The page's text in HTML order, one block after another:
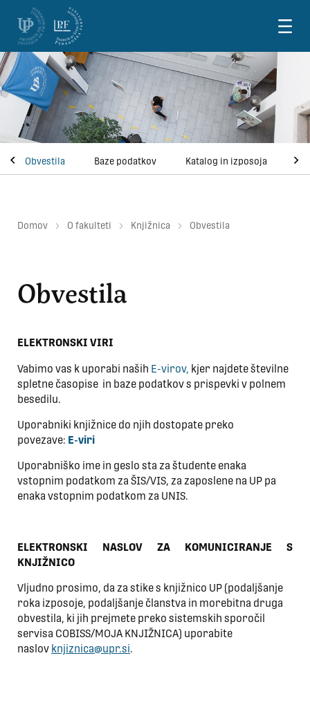
Skoči na vsebino
Obvestila Baze podatkov Katalog in izposoja
Domov O fakulteti Knjižnica Obvestila
Obvestila
ELEKTRONSKI VIRI
Vabimo vas k uporabi naših E-virov, kjer najdete številne
spletne časopise in baze podatkov s prispevki v polnem
besedilu.
Uporabniki knjižnice do njih dostopate preko
povezave: E-viri
Uporabniško ime in geslo sta za študente enaka
vstopnim podatkom za ŠIS/VIS, za zaposlene na UP pa
enaka vstopnim podatkom za UNIS.
ELEKTRONSKI NASLOV ZA KOMUNICIRANJE S
KNJIŽNICO
Vljudno prosimo, da za stike s knjižnico UP (podaljšanje
roka izposoje, podaljšanje članstva in morebitna druga
obvestila, ki jih prejmete preko sistemskih sporočil
servisa COBISS/MOJA KNJIŽNICA) uporabite
naslov knjiznica@upr.si.